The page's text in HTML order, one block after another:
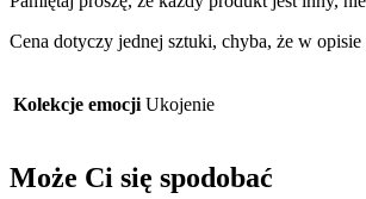
Cena dotyczy jednej sztuki, chyba, że w
Kolekcje emocji Ukojenie
Może Ci się spodobać